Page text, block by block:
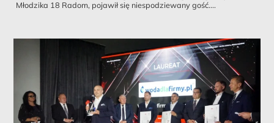
Młodzika 18 Radom, pojawił się niespodziewany gość....